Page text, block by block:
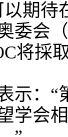
期待
委会
将採
示：
学会